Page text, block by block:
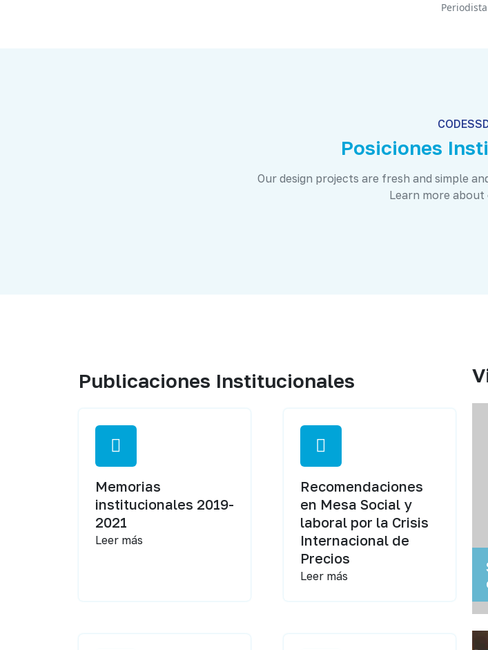
Periodista
Posiciones
Our design projects are fresh and simple
Learn more
Publicaciones Institucionales
Memorias
institucionales 2019-
2021
Leer más
Recomendaciones
en Mesa Social y
laboral por la Crisis
Internacional de
Precios
Leer más